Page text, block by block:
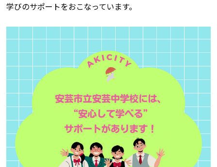
学びのサポートをおこなっています。